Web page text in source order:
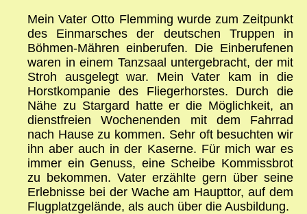
Mein Vater Otto Flemming wurde zum Zeitpunkt
des Einmarsches der deutschen Truppen in
Böhmen-Mähren einberufen. Die Einberufenen
waren in einem Tanzsaal untergebracht, der mit
Stroh ausgelegt war. Mein Vater kam in die
Horstkompanie des Fliegerhorstes. Durch die
Nähe zu Stargard hatte er die Möglichkeit, an
dienstfreien Wochenenden mit dem Fahrrad
nach Hause zu kommen. Sehr oft besuchten wir
ihn aber auch in der Kaserne. Für mich war es
immer ein Genuss, eine Scheibe Kommissbrot
zu bekommen. Vater erzählte gern über seine
Erlebnisse bei der Wache am Haupttor, auf dem
Flugplatzgelände, als auch über die Ausbildung.